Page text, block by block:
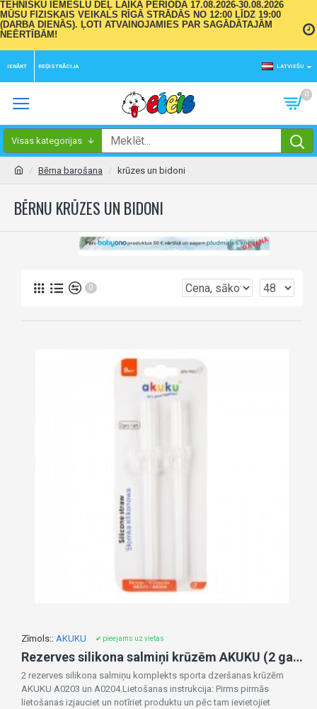
TEHNISKU IEMESLU DĒĻ LAIKA PERIODĀ 17.08.2026-30.08.2026
MŪSU FIZISKAIS VEIKALS RĪGĀ STRĀDĀS NO 12:00 LĪDZ 19:00
(DARBA DIENĀS). ĻOTI ATVAINOJAMIES PAR SAGĀDĀTAJĀM
NEĒRTĪBĀM!
IENĀKT REĢISTRĀCIJA LATVIEŠU
0
Visas kategorijas
Bērna barošana krūzes un bidoni
BĒRNU KRŪZES UN BIDONI
0
Zīmols:: AKUKU ✔ pieejams uz vietas
Rezerves silikona salmiņi krūzēm AKUKU (2 gab.) A0201
2 rezerves silikona salmiņu komplekts sporta dzeršanas krūzēm
AKUKU A0203 un A0204.Lietošanas instrukcija: Pirms pirmās
lietošanas izjauciet un notīriet produktu un pēc tam ievietojiet